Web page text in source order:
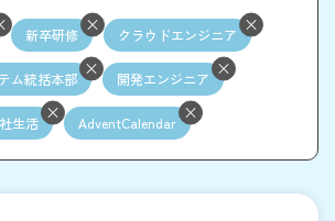
新卒研修 クラウドエンジニア
ム統括本部 開発エンジニア
生活 AdventCalendar